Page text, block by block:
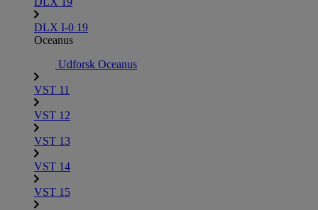
DLX I-0 19
Oceanus
Udforsk Oceanus
VST 11
VST 12
VST 13
VST 14
VST 15